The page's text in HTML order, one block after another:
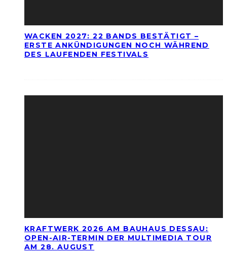
WACKEN 2027: 22 BANDS BESTÄTIGT –
ERSTE ANKÜNDIGUNGEN NOCH WÄHREND
DES LAUFENDEN FESTIVALS
KRAFTWERK 2026 AM BAUHAUS DESSAU:
OPEN-AIR-TERMIN DER MULTIMEDIA TOUR
AM 28. AUGUST